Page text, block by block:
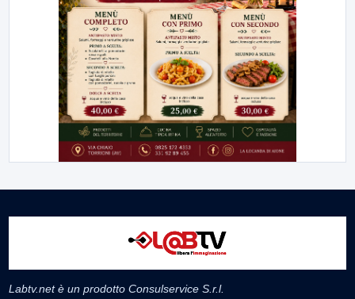
Labtv.net è un prodotto Consulservice S.r.l.